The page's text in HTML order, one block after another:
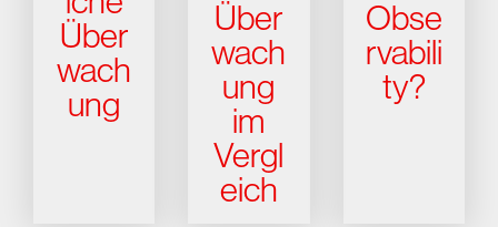
Über
wach
ung
Über
wach
ung
im
Vergl
eich
Obse
rvabili
ty?